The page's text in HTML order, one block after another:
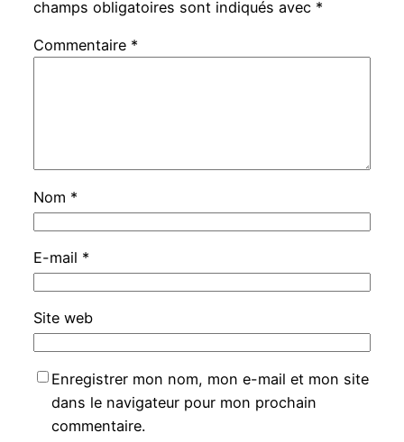
champs obligatoires sont indiqués avec *
Commentaire *
Nom *
E-mail *
Site web
Enregistrer mon nom, mon e-mail et mon site
dans le navigateur pour mon prochain
commentaire.